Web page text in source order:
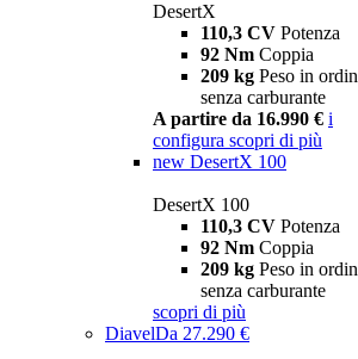
DesertX
110,3 CV Potenza
92 Nm Coppia
209 kg Peso in
senza carburante
A partire da 16.990 € i
configura scopri di più
new DesertX 100
DesertX 100
110,3 CV Potenza
92 Nm Coppia
209 kg Peso in
senza carburante
scopri di più
DiavelDa 27.290 €